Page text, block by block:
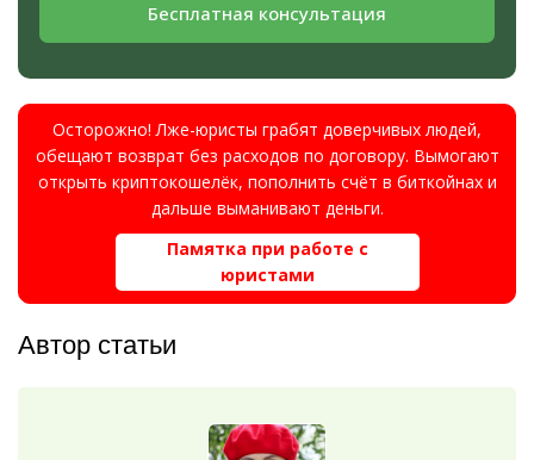
Бесплатная консультация
Осторожно! Лже-юристы грабят доверчивых людей,
обещают возврат без расходов по договору. Вымогают
открыть криптокошелёк, пополнить счёт в биткойнах и
дальше выманивают деньги.
Памятка при работе с
юристами
Автор статьи